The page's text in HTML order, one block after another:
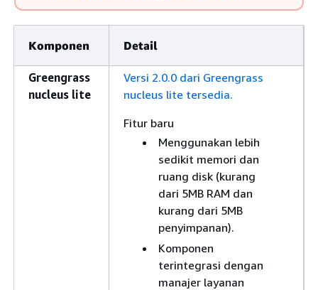
Komponen Detail
Greengrass
nucleus lite
Versi 2.0.0 dari Greengrass
nucleus lite tersedia.
Fitur baru
Menggunakan lebih
sedikit memori dan
ruang disk (kurang
dari 5MB RAM dan
kurang dari 5MB
penyimpanan).
Komponen
terintegrasi dengan
manajer layanan